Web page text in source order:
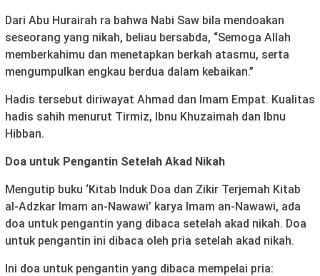
Dari Abu Hurairah ra bahwa Nabi Saw bila mendoakan
seseorang yang nikah, beliau bersabda, “Semoga Allah
memberkahimu dan menetapkan berkah atasmu, serta
mengumpulkan engkau berdua dalam kebaikan.”
Hadis tersebut diriwayat Ahmad dan Imam Empat. Kualitas
hadis sahih menurut Tirmiz, Ibnu Khuzaimah dan Ibnu
Hibban.
Doa untuk Pengantin Setelah Akad Nikah
Mengutip buku ‘Kitab Induk Doa dan Zikir Terjemah Kitab
al-Adzkar Imam an-Nawawi’ karya Imam an-Nawawi, ada
doa untuk pengantin yang dibaca setelah akad nikah. Doa
untuk pengantin ini dibaca oleh pria setelah akad nikah.
Ini doa untuk pengantin yang dibaca mempelai pria: